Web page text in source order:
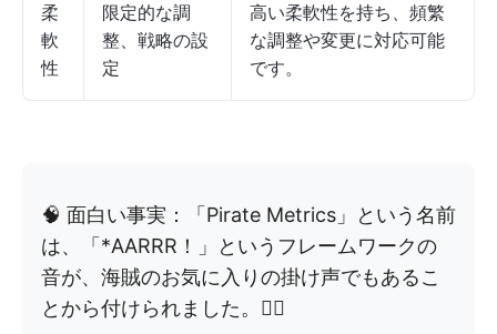
柔
軟
性
限定的な調
整、戦略の設
定
高い柔軟性を持ち、頻繁
な調整や変更に対応可能
です。
🧠 面白い事実：「Pirate Metrics」という名前
は、「*AARRR！」というフレームワークの
音が、海賊のお気に入りの掛け声でもあるこ
とから付けられました。🏴‍☠️